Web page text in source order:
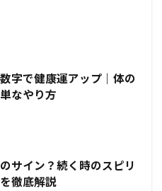
字で健康運アップ｜体の
なやり方
サイン？続く時のスピリ
徹底解説